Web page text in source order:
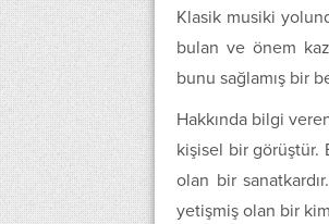
Klasik musiki
bulan ve önem
bunu sağlamış bir
Hakkında bilgi
kişisel bir görüştür.
olan bir
yetişmiş olan bir